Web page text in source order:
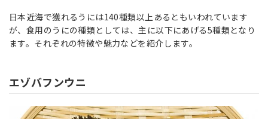
日本近海で獲れるうには140種類以上あるともいわれています
が、食用のうにの種類としては、主に以下にあげる5種類となり
ます。それぞれの特徴や魅力などを紹介します。
エゾバフンウニ